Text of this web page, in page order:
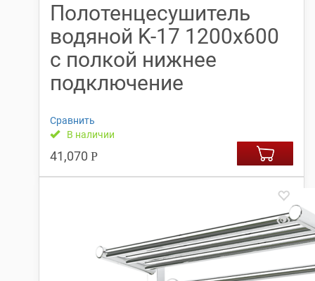
Полотенцесушитель
водяной K-17 1200х600
с полкой нижнее
подключение
Сравнить
В наличии
41,070 Р